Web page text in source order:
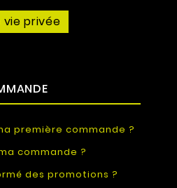
privée
première commande ?
commande ?
des promotions ?